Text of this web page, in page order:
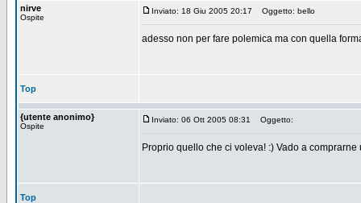
nirve
Ospite
Inviato: 18 Giu 2005 20:17 Oggetto: bello
adesso non per fare polemica ma con quella
Top
{utente anonimo}
Ospite
Inviato: 06 Ott 2005 08:31 Oggetto:
Proprio quello che ci voleva! :) Vado a comprarne
Top